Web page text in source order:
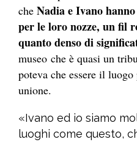
che Nadia e Ivano
per le loro nozze, un fil
quanto denso di
museo che è quasi un
poteva che essere il
unione.
«Ivano ed io siamo
luoghi come questo,